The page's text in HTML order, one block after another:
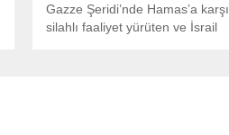
Gazze Şeridi’nde Hamas’a karşı
silahlı faaliyet yürüten ve İsrail